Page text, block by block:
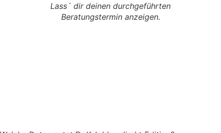
Lass´ dir deinen durchgeführten
Beratungstermin anzeigen.